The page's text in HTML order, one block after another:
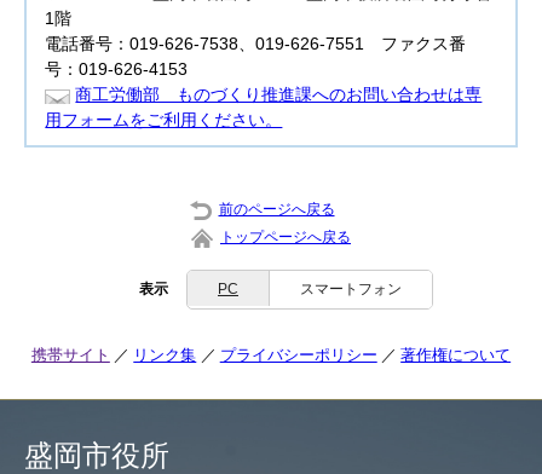
1階
電話番号：019-626-7538、019-626-7551 ファクス番
号：019-626-4153
商工労働部 ものづくり推進課へのお問い合わせは専
用フォームをご利用ください。
前のページへ戻る
トップページへ戻る
表示 PC スマートフォン
携帯サイト リンク集 プライバシーポリシー 著作権について
盛岡市役所